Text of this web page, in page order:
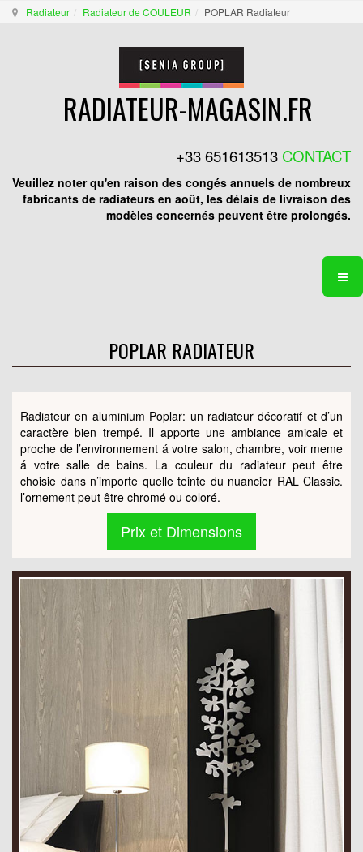
Radiateur Radiateur de COULEUR POPLAR Radiateur
RADIATEUR-MAGASIN.FR
+33 651613513 CONTACT
Veuillez noter qu'en raison des congés annuels de nombreux
fabricants de radiateurs en août, les délais de livraison des
modèles concernés peuvent être prolongés.
POPLAR RADIATEUR
Radiateur en aluminium Poplar: un radiateur décoratif et d’un
caractère bien trempé. Il apporte une ambiance amicale et
proche de l’environnement á votre salon, chambre, voir meme
á votre salle de bains. La couleur du radiateur peut être
choisie dans n’importe quelle teinte du nuancier RAL Classic.
l’ornement peut être chromé ou coloré.
Prix et Dimensions